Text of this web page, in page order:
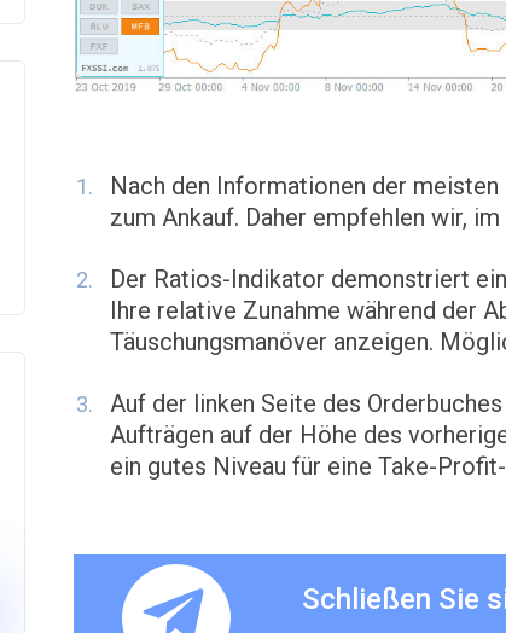
Nach den Informationen der
zum Ankauf. Daher empfehlen wir,
Der Ratios-Indikator demonstriert
Ihre relative Zunahme während der
Täuschungsmanöver anzeigen.
Auf der linken Seite des
Aufträgen auf der Höhe des
ein gutes Niveau für eine Take-
Schließen Sie